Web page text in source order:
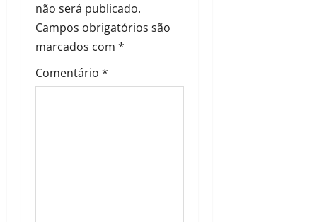
não será publicado.
Campos obrigatórios são
marcados com *
Comentário *